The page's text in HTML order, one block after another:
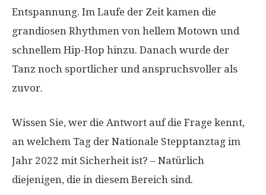
Entspannung. Im Laufe der Zeit kamen die
grandiosen Rhythmen von hellem Motown und
schnellem Hip-Hop hinzu. Danach wurde der
Tanz noch sportlicher und anspruchsvoller als
zuvor.
Wissen Sie, wer die Antwort auf die Frage kennt,
an welchem ​​​​Tag der Nationale Stepptanztag im
Jahr 2022 mit Sicherheit ist? – Natürlich
diejenigen, die in diesem Bereich sind.